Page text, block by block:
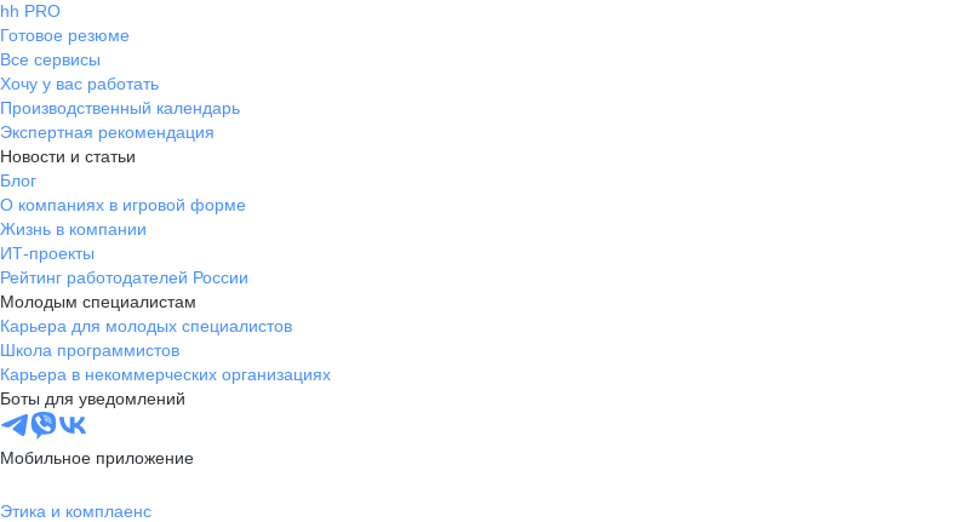
hh PRO
Готовое резюме
Все сервисы
Хочу у вас работать
Производственный календарь
Экспертная рекомендация
Новости и статьи
Блог
О компаниях в игровой форме
Жизнь в компании
ИТ-проекты
Рейтинг работодателей России
Молодым специалистам
Карьера для молодых специалистов
Школа программистов
Карьера в некоммерческих организациях
Боты для уведомлений
Мобильное приложение
Этика и комплаенс